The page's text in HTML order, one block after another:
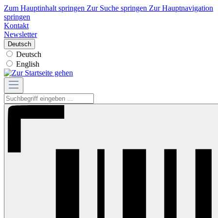
Zum Hauptinhalt springen Zur Suche springen Zur Hauptnavigation
springen
Kontakt
Newsletter
Deutsch
Deutsch
English